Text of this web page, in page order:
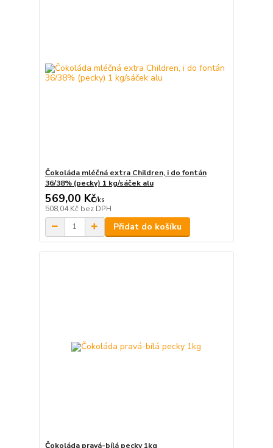
Čokoláda mléčná extra Children, i do fontán
36/38% (pecky) 1 kg/sáček alu
569,00 Kč/ks
508,04 Kč bez DPH
Přidat do košíku
Čokoláda pravá-bílá pecky 1kg